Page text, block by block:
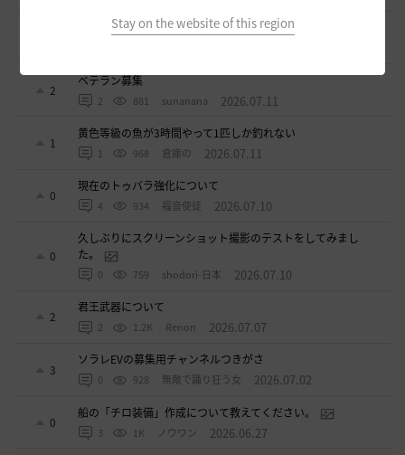
Stay on the website of this region
ワロタwwww
2
ベテラン募集
2 881 sunanana 2026.07.11
1
黄色等級の魚が3時間やって1匹しか釣れない
1 968 倉庫の 2026.07.11
0
現在のトゥバラ強化について
4 934 福音使徒 2026.07.10
0
久しぶりにスクリーンショット撮影のテストをしてみまし
た。
0 759 shodori-日本 2026.07.10
2
君王武器について
2 1.2K Renon 2026.07.07
3
ソラレEVの募集用チャンネルつきがさ
0 928 無敵で踊り狂う女 2026.07.02
0
船の「チロ装備」作成について教えてください。
3 1K ノウワン 2026.06.27